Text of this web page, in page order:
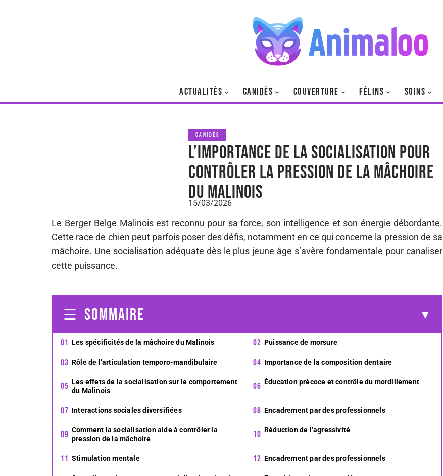
ACTUALITÉS CANIDÉS COUVERTURE FÉLINS SOINS
CANIDÉS
L’importance de la socialisation pour
contrôler la pression de la mâchoire
du Malinois
15/03/2026
Le Berger Belge Malinois est reconnu pour sa force, son intelligence et son énergie débordante.
Cette race de chien peut parfois poser des défis, notamment en ce qui concerne la pression de sa
mâchoire. Une socialisation adéquate dès le plus jeune âge s’avère fondamentale pour canaliser
cette puissance.
SOMMAIRE
Les spécificités de la mâchoire du Malinois Puissance de morsure
Rôle de l’articulation temporo-mandibulaire Importance de la composition dentaire
Les effets de la socialisation sur le comportement
du Malinois
Éducation précoce et contrôle du mordillement
Interactions sociales diversifiées Encadrement par des professionnels
Comment la socialisation aide à contrôler la
pression de la mâchoire
Réduction de l’agressivité
Stimulation mentale Encadrement par des professionnels